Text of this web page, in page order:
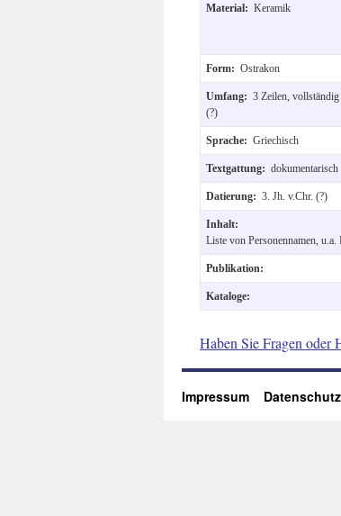
Material: Keramik
Form: Ostrakon
Umfang: 3 Zeilen, vollständig
(?)
Sprache: Griechisch
Textgattung: dokumentarisch
Datierung: 3. Jh. v.Chr. (?)
Inhalt:
Liste von Personennamen, u.a.
Publikation:
Kataloge:
Haben Sie Fragen oder
Impressum Datenschutz